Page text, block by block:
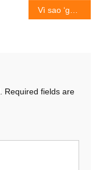
Required fields are